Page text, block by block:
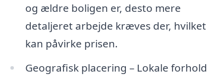
og ældre boligen er, desto mere
detaljeret arbejde kræves der, hvilket
kan påvirke prisen.
Geografisk placering – Lokale forhold